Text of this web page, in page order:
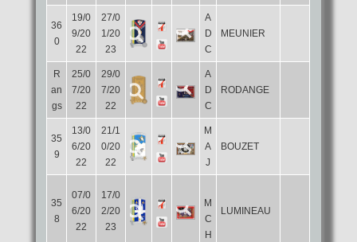
36
0
19/0
9/20
22
27/0
1/20
23
A
D
C
MEUNIER
R
an
gs
25/0
7/20
22
29/0
7/20
22
A
D
C
RODANGE
35
9
13/0
6/20
22
21/1
0/20
22
M
A
J
BOUZET
35
8
07/0
6/20
22
17/0
2/20
23
M
C
H
LUMINEAU